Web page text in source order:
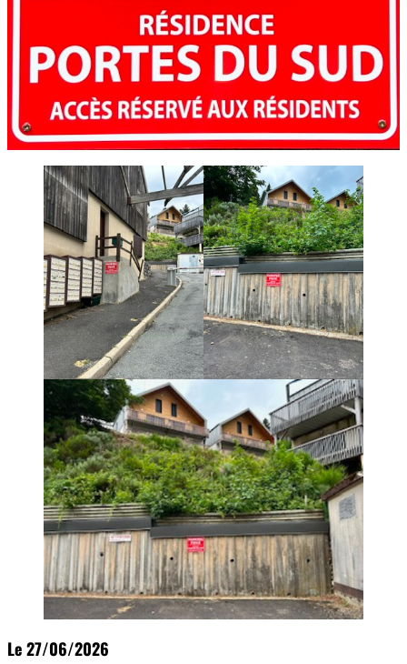
Le 27/06/2026